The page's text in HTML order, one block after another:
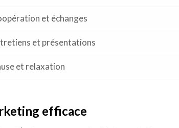
et échanges
et présentations
et relaxation
efficace